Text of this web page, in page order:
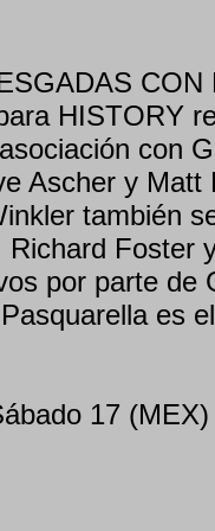
CON
HISTORY
con
Ascher y Matt
también
Richard Foster
por parte de
es
17